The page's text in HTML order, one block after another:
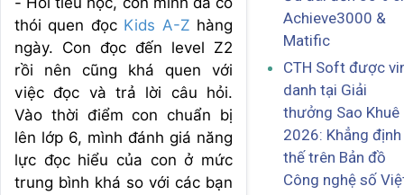
thói quen đọc Kids A-Z hàng
ngày. Con đọc đến level Z2
rồi nên cũng khá quen với
việc đọc và trả lời câu hỏi.
Vào thời điểm con chuẩn bị
lên lớp 6, mình đánh giá năng
lực đọc hiểu của con ở mức
trung bình khá so với các bạn
Achieve3000 &
Matific
CTH Soft được
danh tại Giải
thưởng Sao Khuê
2026: Khẳng định
thế trên Bản đồ
Công nghệ số